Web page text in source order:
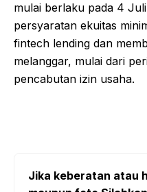
mulai berlaku pada 4
persyaratan ekuitas
fintech lending dan
melanggar, mulai dari
pencabutan izin usaha.
Jika keberatan atau